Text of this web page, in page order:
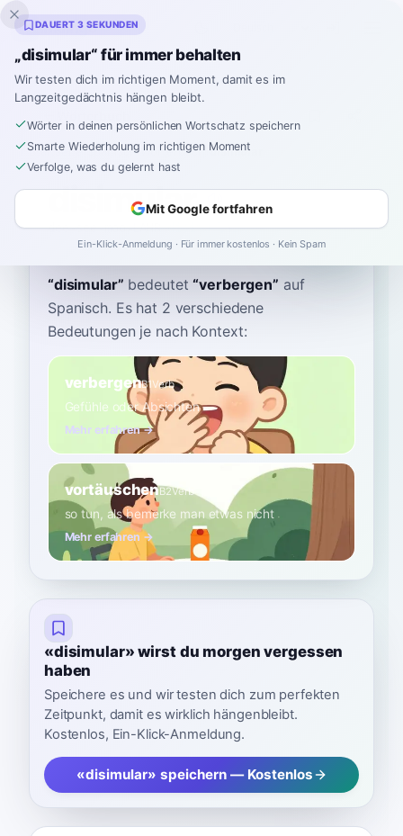
Inklingo
Startseite›Spanisch› Wörterbuch ›disimular
disimular
dee-see-moo-LAHR disimuˈlaɾ
“disimular” bedeutet “verbergen” auf
Spanisch. Es hat 2 verschiedene
Bedeutungen je nach Kontext:
verbergenB1Verb
Gefühle oder Absichten
Mehr erfahren →
vortäuschenB2Verb
so tun, als bemerke man etwas nicht
Mehr erfahren →
«disimular» wirst du morgen vergessen
haben
Speichere es und wir testen dich zum perfekten
Zeitpunkt, damit es wirklich hängenbleibt.
Kostenlos, Ein-Klick-Anmeldung.
«disimular» speichern — Kostenlos
DAUERT 3 SEKUNDEN
„disimular“ für immer behalten
Wir testen dich im richtigen Moment, damit es im
Langzeitgedächtnis hängen bleibt.
Wörter in deinen persönlichen Wortschatz speichern
Smarte Wiederholung im richtigen Moment
Verfolge, was du gelernt hast
Mit Google fortfahren
Ein-Klick-Anmeldung · Für immer kostenlos · Kein Spam